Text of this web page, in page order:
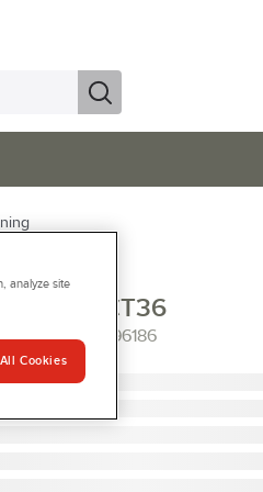
SC FIS CT36
5 FESTOOL 496186
analyze site
Cookies